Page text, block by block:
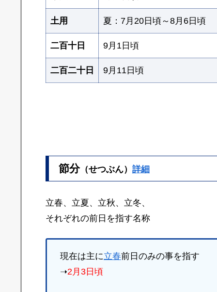
土用 夏：7月20日頃～8月6日頃
二百十日 9月1日頃
二百二十日 9月11日頃
節分（せつぶん） 詳細
立春、立夏、立秋、立冬、
それぞれの前日を指す名称
現在は主に立春前日のみの事を指す
➝2月3日頃